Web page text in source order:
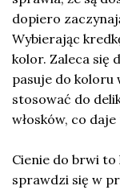
dopiero
Wybierając
kolor. Zaleca się
pasuje do koloru
stosować do
włosków, co
Cienie do brwi
sprawdzi się w